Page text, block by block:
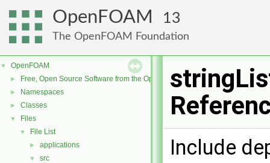
OpenFOAM 13
The OpenFOAM Foundation
▼ OpenFOAM
► Free, Open Source Software from the OpenFOAM Foundation
► Namespaces
► Classes
▼ Files
▼ File List
► applications
▼ src Include